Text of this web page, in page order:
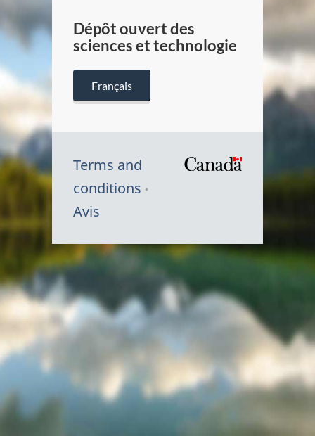
Dépôt ouvert des
sciences et technologie
Français
Terms and
conditions
Avis
Symbole
du